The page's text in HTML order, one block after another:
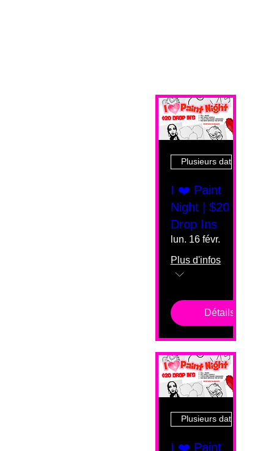
Plusieurs dates
I ❤️ Paint
Night | $20
Drop Ins
lun. 16 févr.
Plus d'infos
Détails
Plusieurs dates
I ❤️ Paint